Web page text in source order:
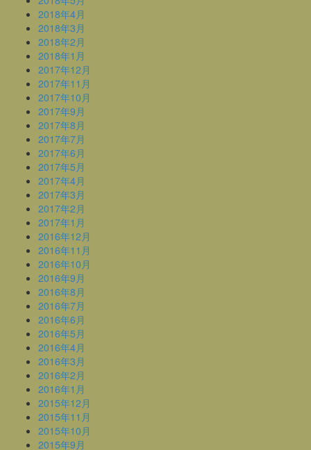
2018年4月
2018年3月
2018年2月
2018年1月
2017年12月
2017年11月
2017年10月
2017年9月
2017年8月
2017年7月
2017年6月
2017年5月
2017年4月
2017年3月
2017年2月
2017年1月
2016年12月
2016年11月
2016年10月
2016年9月
2016年8月
2016年7月
2016年6月
2016年5月
2016年4月
2016年3月
2016年2月
2016年1月
2015年12月
2015年11月
2015年10月
2015年9月